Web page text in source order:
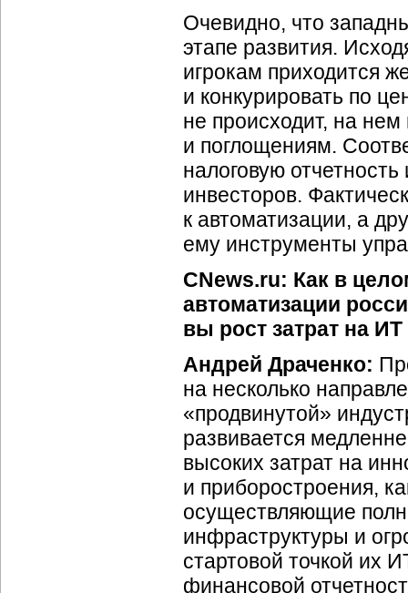
Очевидно, что
этапе развития.
игрокам приходится
и конкурировать по
не происходит, на
и поглощениям.
налоговую
инвесторов.
к автоматизации, а
ему инструменты
CNews.ru: Как в
автоматизации
вы рост затрат на
Андрей Драченко:
на несколько
«продвинутой»
развивается
высоких затрат на
и приборостроения,
осуществляющие
инфраструктуры и
стартовой точкой их
финансовой